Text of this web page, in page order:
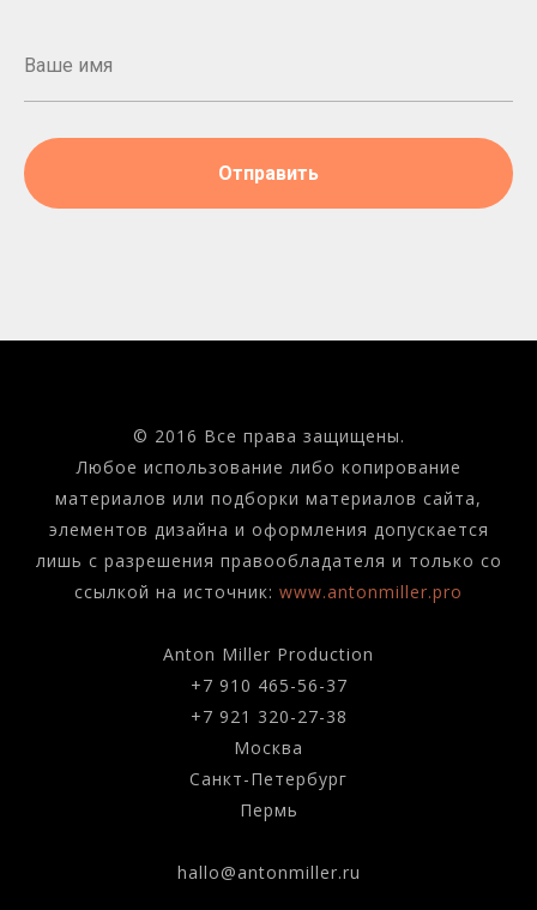
Отправить
© 2016 Все права защищены.
Любое использование либо копирование
материалов или подборки материалов сайта,
элементов дизайна и оформления допускается
лишь с разрешения правообладателя и только со
ссылкой на источник: www.antonmiller.pro
Anton Miller Production
+7 910 465-56-37
+7 921 320-27-38
Москва
Санкт-Петербург
Пермь
hallo@antonmiller.ru